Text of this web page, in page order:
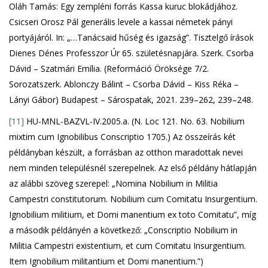
Oláh Tamás: Egy zempléni forrás Kassa kuruc blokádjához.
Csicseri Orosz Pál generális levele a kassai németek pányi
portyájáról. In: „…Tanácsaid hűség és igazság”. Tisztelgő írások
Dienes Dénes Professzor Úr 65. születésnapjára. Szerk. Csorba
Dávid – Szatmári Emília. (Reformáció Öröksége 7/2.
Sorozatszerk. Ablonczy Bálint – Csorba Dávid – Kiss Réka –
Lányi Gábor) Budapest – Sárospatak, 2021. 239–262, 239–248.
[11] HU-MNL-BAZVL-IV.2005.a. (N. Loc 121. No. 63. Nobilium
mixtim cum Ignobilibus Conscriptio 1705.) Az összeírás két
példányban készült, a forrásban az otthon maradottak nevei
nem minden településnél szerepelnek. Az első példány hátlapján
az alábbi szöveg szerepel: „Nomina Nobilium in Militia
Campestri constitutorum. Nobilium cum Comitatu Insurgentium.
Ignobilium militium, et Domi manentium ex toto Comitatu”, míg
a második példányén a következő: „Conscriptio Nobilium in
Militia Campestri existentium, et cum Comitatu Insurgentium.
Item Ignobilium militantium et Domi manentium.”)